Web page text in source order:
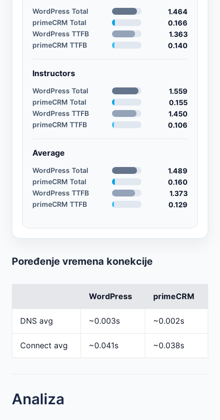
WordPress Total
1.464
primeCRM Total
0.166
WordPress TTFB
1.363
primeCRM TTFB
0.140
Instructors
WordPress Total
1.559
primeCRM Total
0.155
WordPress TTFB
1.450
primeCRM TTFB
0.106
Average
WordPress Total
1.489
primeCRM Total
0.160
WordPress TTFB
1.373
primeCRM TTFB
0.129
Poređenje vremena konekcije
WordPress primeCRM
DNS avg ~0.003s ~0.002s
Connect avg ~0.041s ~0.038s
Analiza